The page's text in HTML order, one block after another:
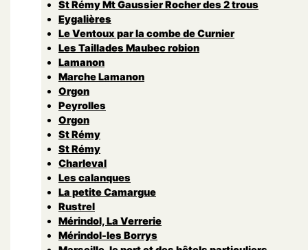
St Rémy Mt Gaussier Rocher des 2 trous
Eygalières
Le Ventoux par la combe de Curnier
Les Taillades Maubec robion
Lamanon
Marche Lamanon
Orgon
Peyrolles
Orgon
St Rémy
St Rémy
Charleval
Les calanques
La petite Camargue
Rustrel
Mérindol, La Verrerie
Mérindol-les Borrys